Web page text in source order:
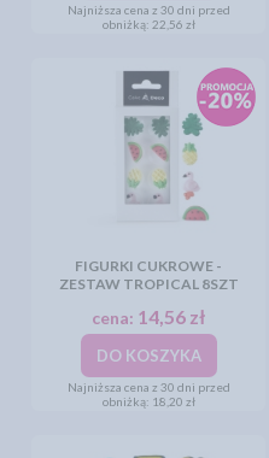
Najniższa cena z 30 dni przed
obniżką: 22,56 zł
FIGURKI CUKROWE -
ZESTAW TROPICAL 8SZT
cena: 14,56 zł
DO KOSZYKA
Najniższa cena z 30 dni przed
obniżką: 18,20 zł